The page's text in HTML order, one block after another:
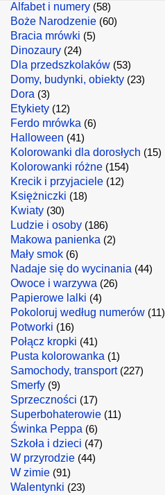
Alfabet i numery (58)
Boże Narodzenie (60)
Bracia mrówki (5)
Dinozaury (24)
Dla przedszkolaków (53)
Domy, budynki, obiekty (23)
Dora (3)
Etykiety (12)
Ferdo mrówka (6)
Halloween (41)
Kolorowanki dla dorosłych (15)
Kolorowanki różne (154)
Krecik i przyjaciele (12)
Księżniczki (18)
Kwiaty (30)
Ludzie i osoby (186)
Makowa panienka (2)
Mały smok (6)
Nadaje się do wycinania (44)
Owoce i warzywa (26)
Papierowe lalki (4)
Pokoloruj według numerów (11)
Potworki (16)
Połącz kropki (41)
Pusta kolorowanka (1)
Samochody, transport(227)
Smerfy (9)
Sprzeczności (17)
Superbohaterowie (11)
Świnka Peppa (6)
Szkoła i dzieci (47)
W przyrodzie (44)
W zimie (91)
Walentynki (23)